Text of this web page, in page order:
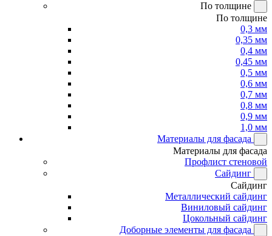
По толщине
По толщине
0,3 мм
0,35 мм
0,4 мм
0,45 мм
0,5 мм
0,6 мм
0,7 мм
0,8 мм
0,9 мм
1,0 мм
Материалы для фасада
Материалы для фасада
Профлист стеновой
Сайдинг
Сайдинг
Металлический сайдинг
Виниловый сайдинг
Цокольный сайдинг
Доборные элементы для фасада